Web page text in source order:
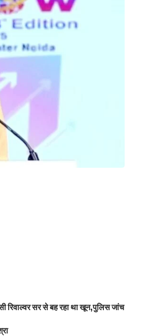
रिवाल्वर सर से बह रहा था खून,पुलिस जांच